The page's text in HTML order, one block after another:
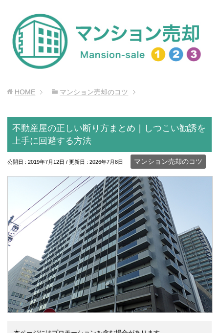
HOME マンション売却のコツ
不動産屋の正しい断り方まとめ｜しつこい勧誘を
上手に回避する方法
公開日 : 2019年7月12日 / 更新日 : 2026年7月8日 マンション売却のコツ